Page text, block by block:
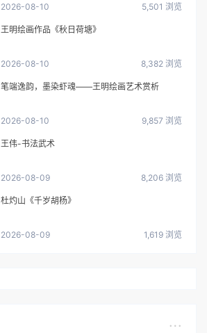
2026-08-10 5,501 浏览
王明绘画作品《秋日荷塘》
2026-08-10 8,382 浏览
笔端逸韵，墨染虾魂——王明绘画艺术赏析
2026-08-10 9,857 浏览
王伟-书法武术
2026-08-09 8,206 浏览
杜灼山《千岁胡杨》
2026-08-09 1,619 浏览